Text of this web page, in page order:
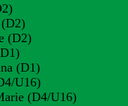
(D2)
(D2)
(D1)
U16)
(D4/U16)